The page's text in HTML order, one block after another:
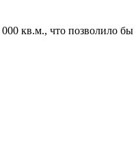
000 кв.м., что позволило бы